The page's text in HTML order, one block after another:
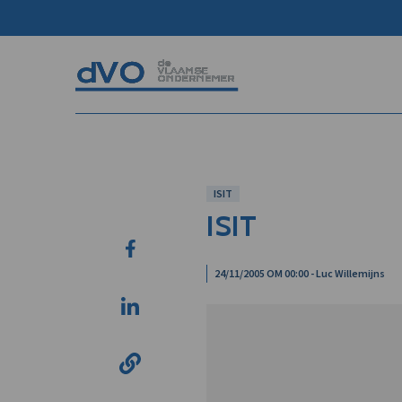
ISIT
ISIT
24/11/2005 OM 00:00 - Luc Willemijns